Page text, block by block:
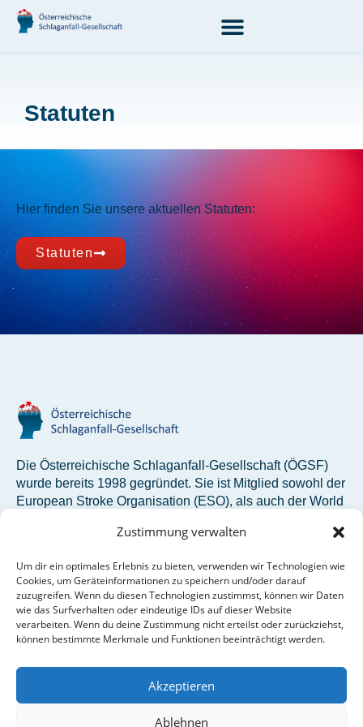
Zustimmung verwalten
Um dir ein optimales Erlebnis zu bieten, verwenden wir Technologien wie
Cookies, um Geräteinformationen zu speichern und/oder darauf
zuzugreifen. Wenn du diesen Technologien zustimmst, können wir Daten
wie das Surfverhalten oder eindeutige IDs auf dieser Website
verarbeiten. Wenn du deine Zustimmung nicht erteilst oder zurückziehst,
können bestimmte Merkmale und Funktionen beeinträchtigt werden.
Akzeptieren
Ablehnen
Statuten
Hier finden Sie unsere aktuellen Statuten:
Statuten
Die Österreichische Schlaganfall-Gesellschaft (ÖGSF)
wurde bereits 1998 gegründet. Sie ist Mitglied sowohl der
European Stroke Organisation (ESO), als auch der World
Österreichische Schlaganfall-Gesellschaft
Siebensterngasse 31/8
1070 Wien
oegsf@studio12.at